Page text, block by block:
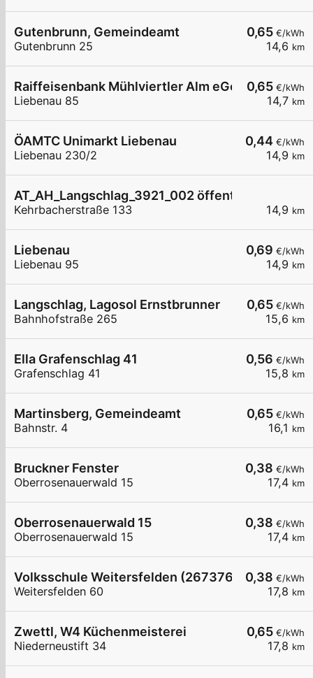
0,65 €/kWh
14,6 km
Gutenbrunn, Gemeindeamt
Gutenbrunn 25
0,65 €/kWh
14,7 km
Raiffeisenbank Mühlviertler Alm eGen
Liebenau 85
0,44 €/kWh
14,9 km
ÖAMTC Unimarkt Liebenau
Liebenau 230/2
14,9 km
AT_AH_Langschlag_3921_002 öffentlich
Kehrbacherstraße 133
0,69 €/kWh
14,9 km
Liebenau
Liebenau 95
0,65 €/kWh
15,6 km
Langschlag, Lagosol Ernstbrunner
Bahnhofstraße 265
0,56 €/kWh
15,8 km
Ella Grafenschlag 41
Grafenschlag 41
0,65 €/kWh
16,1 km
Martinsberg, Gemeindeamt
Bahnstr. 4
0,38 €/kWh
17,4 km
Bruckner Fenster
Oberrosenauerwald 15
0,38 €/kWh
17,4 km
Oberrosenauerwald 15
Oberrosenauerwald 15
0,38 €/kWh
17,8 km
Volksschule Weitersfelden (26737601)
Weitersfelden 60
0,65 €/kWh
17,8 km
Zwettl, W4 Küchenmeisterei
Niederneustift 34